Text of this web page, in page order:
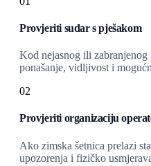
Provjeriti sudar s pješakom
Kod nejasnog ili zabranjenog
ponašanje, vidljivost i
02
Provjeriti organizaciju
Ako zimska šetnica prelazi
upozorenja i fizičko